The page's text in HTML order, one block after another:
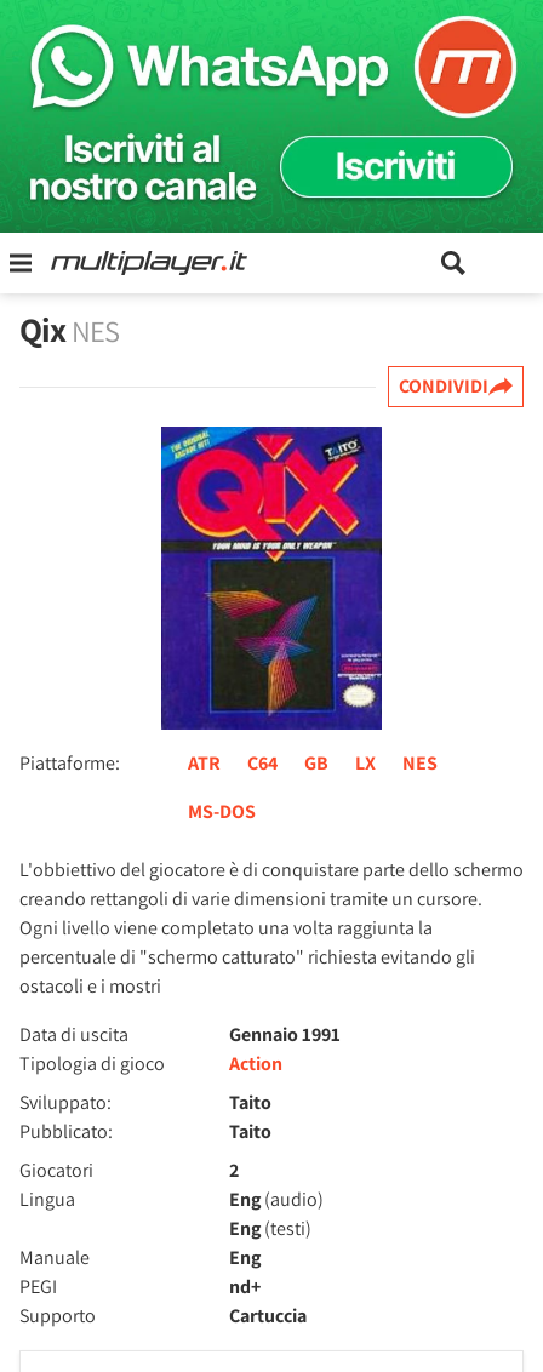
QixNES
CONDIVIDI
Piattaforme: ATR C64 GB LX
NES
MS-DOS
L'obbiettivo del giocatore è di conquistare parte dello schermo
creando rettangoli di varie dimensioni tramite un cursore.
Ogni livello viene completato una volta raggiunta la
percentuale di "schermo catturato" richiesta evitando gli
ostacoli e i mostri
Data di uscita
Gennaio 1991
Tipologia di gioco
Action
Sviluppato:
Taito
Pubblicato:
Taito
Giocatori
2
Lingua
Eng(audio)
Eng(testi)
Manuale
Eng
PEGI
nd+
Supporto
Cartuccia